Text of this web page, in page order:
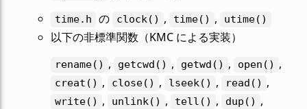
time.h の clock() , time() , utime()
以下の非標準関数（KMC による実装）
rename() , getcwd() , getwd() , open() ,
creat() , close() , lseek() , read() ,
write() , unlink() , tell() , dup() ,